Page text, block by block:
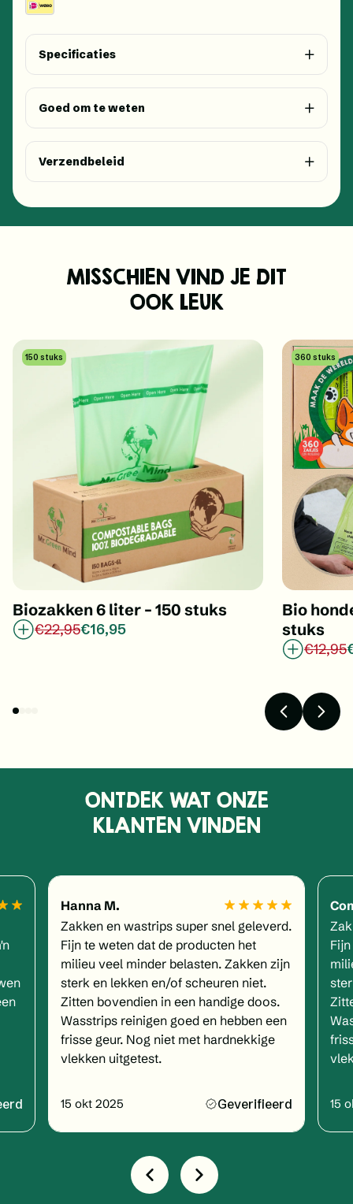
Specificaties
Goed om te weten
Verzendbeleid
MISSCHIEN VIND JE DIT
OOK LEUK
150 stuks
Biozakken 6 liter – 150 stuks
€22,95€16,95
360 stuks
Bio
stuks
€12,95
ONTDEK WAT ONZE
KLANTEN VINDEN
Hanna M.
Zakken en wastrips super snel geleverd.
Fijn te weten dat de producten het
milieu veel minder belasten. Zakken zijn
sterk en lekken en/of scheuren niet.
Zitten bovendien in een handige doos.
Wasstrips reinigen goed en hebben een
frisse geur. Nog niet met hardnekkige
vlekken uitgetest.
15 okt 2025 Geverifieerd 15